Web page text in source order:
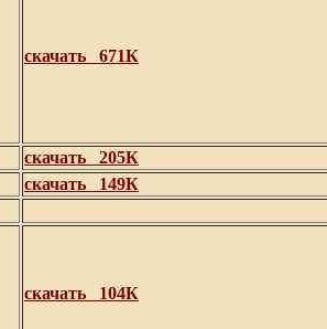
скачать 671К
скачать 205К
скачать 149К
скачать 104К